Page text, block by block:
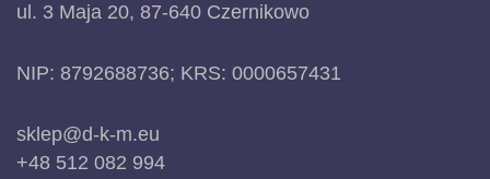
ul. 3 Maja 20, 87-640 Czernikowo
NIP: 8792688736; KRS: 0000657431
sklep@d-k-m.eu
+48 512 082 994